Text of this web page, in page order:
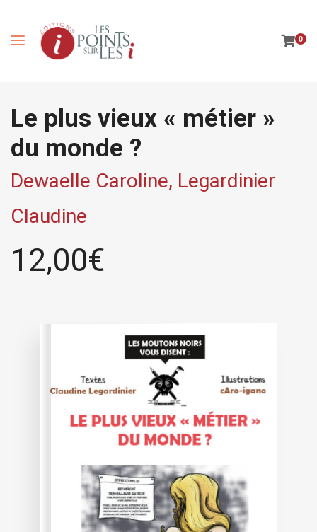
0
Le plus vieux « métier »
du monde ?
Dewaelle Caroline, Legardinier
Claudine
12,00€